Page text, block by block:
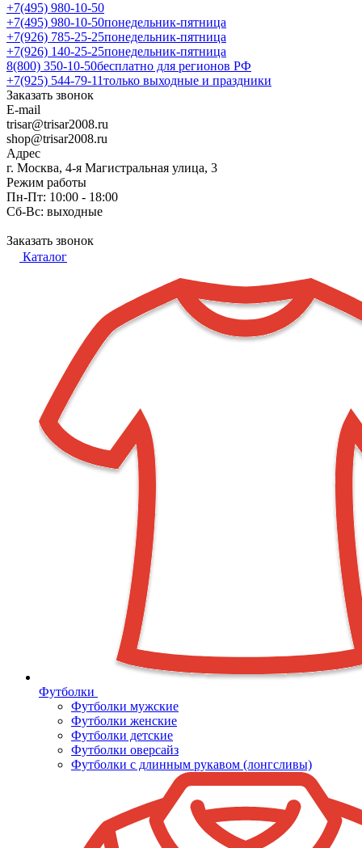
+7(495) 980-10-50
+7(495) 980-10-50понедельник-пятница
+7(926) 785-25-25понедельник-пятница
+7(926) 140-25-25понедельник-пятница
8(800) 350-10-50бесплатно для регионов РФ
+7(925) 544-79-11только выходные и праздники
Заказать звонок
E-mail
trisar@trisar2008.ru
shop@trisar2008.ru
Адрес
г. Москва, 4-я Магистральная улица, 3
Режим работы
Пн-Пт: 10:00 - 18:00
Сб-Вс: выходные
Заказать звонок
Каталог
Футболки
Футболки мужские
Футболки женские
Футболки детские
Футболки оверсайз
Футболки с длинным рукавом (лонгсливы)